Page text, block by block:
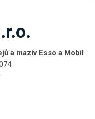
a maziv Esso a Mobil